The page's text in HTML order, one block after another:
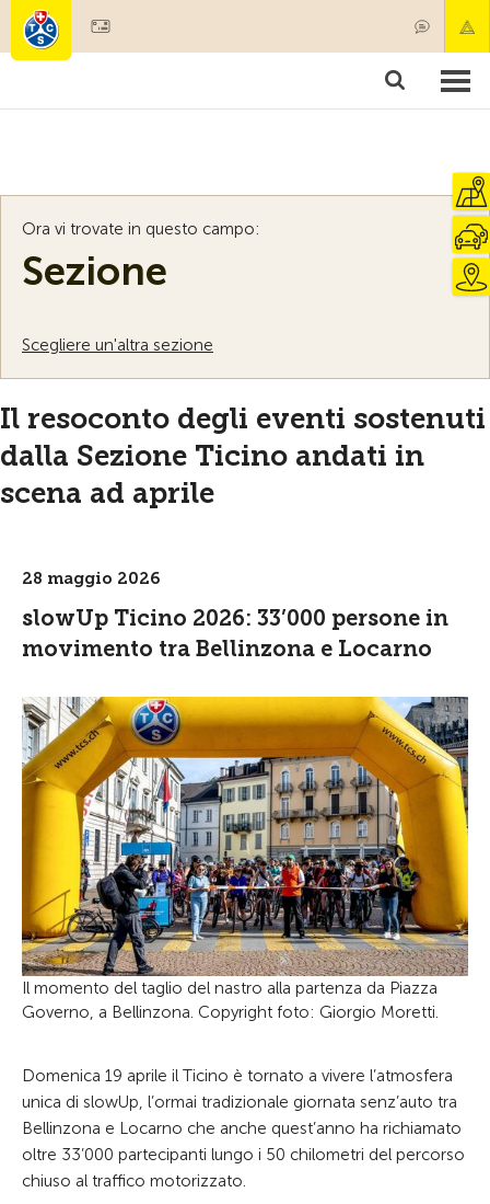
Societariato & prestazioni
Ora vi trovate in questo campo:
Sezione
Scegliere un'altra sezione
Il resoconto degli eventi sostenuti
dalla Sezione Ticino andati in
scena ad aprile
28 maggio 2026
slowUp Ticino 2026: 33’000 persone in
movimento tra Bellinzona e Locarno
Il momento del taglio del nastro alla partenza da Piazza
Governo, a Bellinzona. Copyright foto: Giorgio Moretti.
Domenica 19 aprile il Ticino è tornato a vivere l’atmosfera
unica di slowUp, l’ormai tradizionale giornata senz’auto tra
Bellinzona e Locarno che anche quest’anno ha richiamato
oltre 33’000 partecipanti lungo i 50 chilometri del percorso
chiuso al traffico motorizzato.